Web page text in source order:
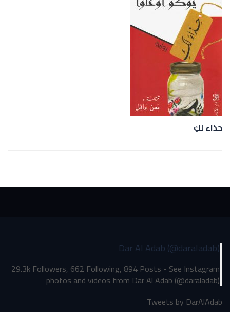
حذاء لكِ
Dar Al Adab (@daraladab)
29.3k Followers, 662 Following, 894 Posts - See Instagram
photos and videos from Dar Al Adab (@daraladab)
Tweets by DarAlAdab